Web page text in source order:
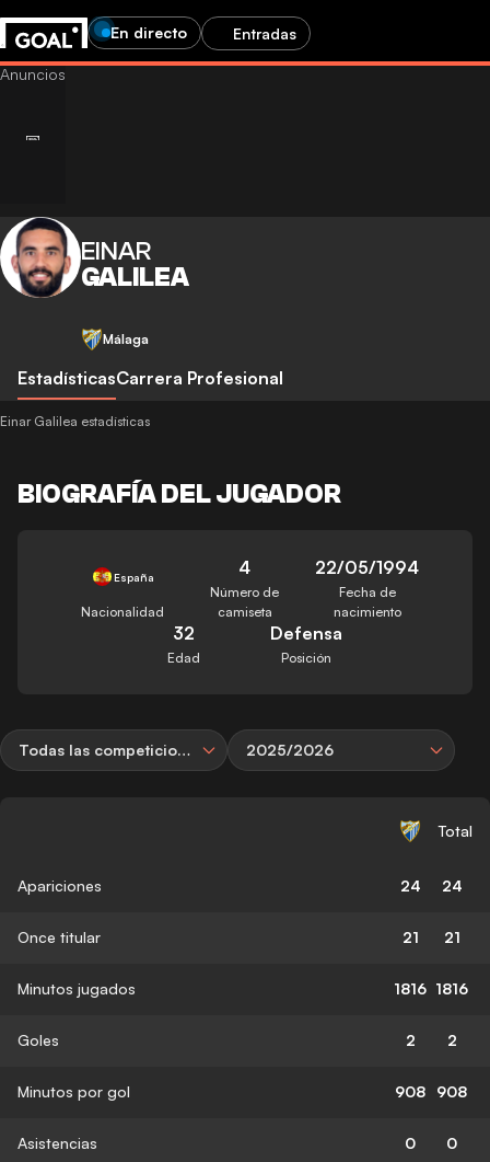
En directo Entradas
EINAR
GALILEA
Málaga
EstadísticasCarrera Profesional
Einar Galilea estadísticas
BIOGRAFÍA DEL JUGADOR
España
Nacionalidad
4
Número de
camiseta
22/05/1994
Fecha de
nacimiento
32
Edad
Defensa
Posición
Todas las competiciones 2025/2026
Total
Apariciones 24 24
Once titular 21 21
Minutos jugados 1816 1816
Goles 2 2
Minutos por gol 908 908
Asistencias 0 0